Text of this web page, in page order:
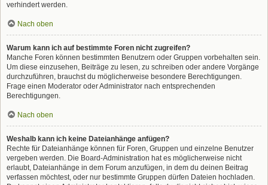
verhindert werden.
Nach oben
Warum kann ich auf bestimmte Foren nicht zugreifen?
Manche Foren können bestimmten Benutzern oder Gruppen vorbehalten sein.
Um diese einzusehen, Beiträge zu lesen, zu schreiben oder andere Vorgänge
durchzuführen, brauchst du möglicherweise besondere Berechtigungen.
Frage einen Moderator oder Administrator nach entsprechenden
Berechtigungen.
Nach oben
Weshalb kann ich keine Dateianhänge anfügen?
Rechte für Dateianhänge können für Foren, Gruppen und einzelne Benutzer
vergeben werden. Die Board-Administration hat es möglicherweise nicht
erlaubt, Dateianhänge in dem Forum anzufügen, in dem du deinen Beitrag
verfassen möchtest, oder nur bestimmte Gruppen dürfen Dateien hochladen.